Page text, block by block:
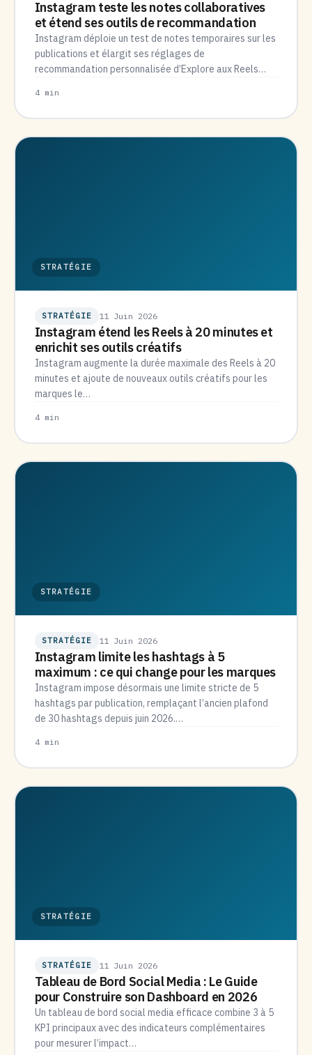
Instagram teste les notes collaboratives
et étend ses outils de recommandation
Instagram déploie un test de notes temporaires sur les
publications et élargit ses réglages de
recommandation personnalisée d’Explore aux Reels…
4 min
STRATÉGIE
STRATÉGIE 11 Juin 2026
Instagram étend les Reels à 20 minutes et
enrichit ses outils créatifs
Instagram augmente la durée maximale des Reels à 20
minutes et ajoute de nouveaux outils créatifs pour les
marques le…
4 min
STRATÉGIE
STRATÉGIE 11 Juin 2026
Instagram limite les hashtags à 5
maximum : ce qui change pour les marques
Instagram impose désormais une limite stricte de 5
hashtags par publication, remplaçant l’ancien plafond
de 30 hashtags depuis juin 2026.…
4 min
STRATÉGIE
STRATÉGIE 11 Juin 2026
Tableau de Bord Social Media : Le Guide
pour Construire son Dashboard en 2026
Un tableau de bord social media efficace combine 3 à 5
KPI principaux avec des indicateurs complémentaires
pour mesurer l’impact…